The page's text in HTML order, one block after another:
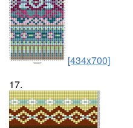
[434x700]
17.